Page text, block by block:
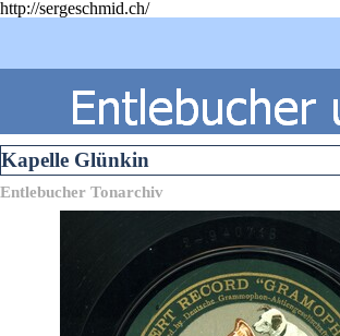
http://sergeschmid.ch/
Kapelle Glünkin
Entlebucher Tonarchiv